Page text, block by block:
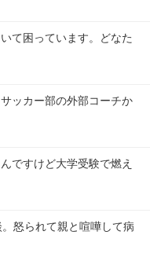
て困っています。どなた
ッカー部の外部コーチか
ですけど大学受験で燃え
怒られて親と喧嘩して病